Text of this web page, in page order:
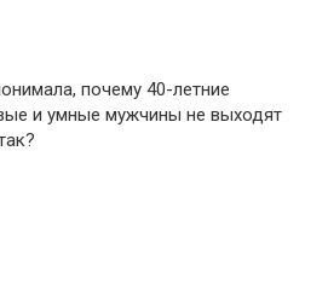
почему 40-летние
и умные мужчины не выходят